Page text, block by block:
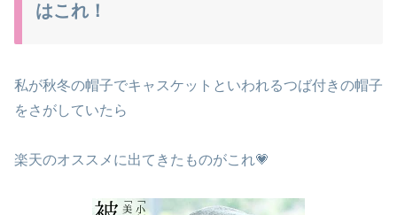
はこれ！
私が秋冬の帽子でキャスケットといわれるつば付きの帽子
をさがしていたら
楽天のオススメに出てきたものがこれ💗